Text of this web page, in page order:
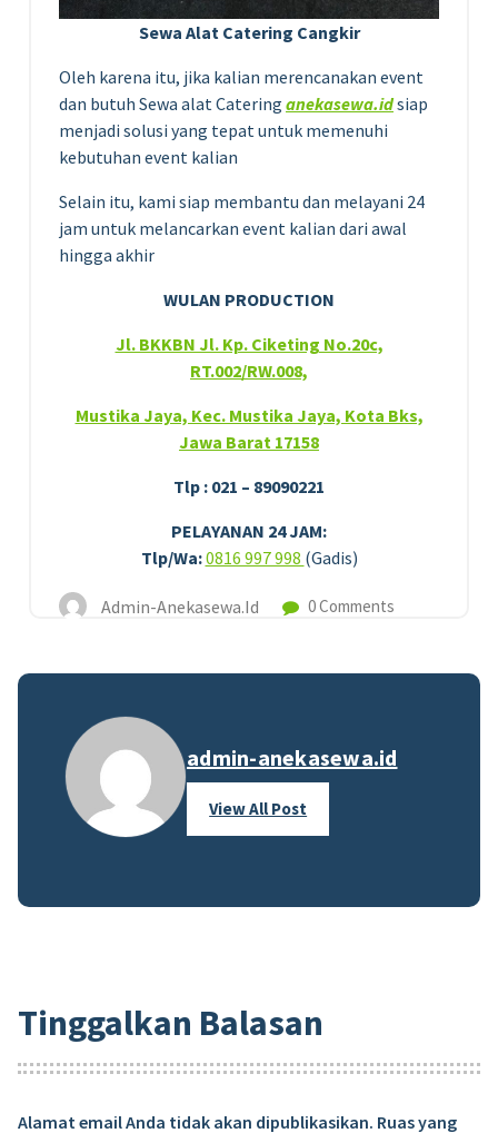
Sewa Alat Catering Cangkir
Oleh karena itu, jika kalian merencanakan event
dan butuh Sewa alat Catering anekasewa.idsiap
menjadi solusi yang tepat untuk memenuhi
kebutuhan event kalian
Selain itu, kami siap membantu dan melayani 24
jam untuk melancarkan event kalian dari awal
hingga akhir
WULAN PRODUCTION
Jl. BKKBN Jl. Kp. Ciketing No.20c,
RT.002/RW.008,
Mustika Jaya, Kec. Mustika Jaya, Kota Bks,
Jawa Barat 17158
Tlp : 021 – 89090221
PELAYANAN 24 JAM:
Tlp/Wa:0816 997 998 (Gadis)
Admin-Anekasewa.id 0 Comments
admin-anekasewa.id
View All Post
Tinggalkan Balasan
Alamat email Anda tidak akan dipublikasikan. Ruas yang